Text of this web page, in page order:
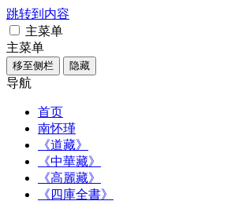
跳转到内容
主菜单
主菜单
移至侧栏 隐藏
导航
首页
南怀瑾
《道藏》
《中華藏》
《高麗藏》
《四庫全書》